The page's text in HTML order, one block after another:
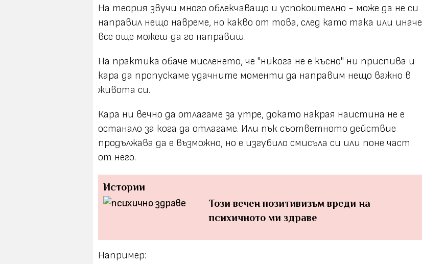
На теория звучи много облекчаващо и успокоително - може да не си
направил нещо навреме, но какво от това, след като така или иначе
все още можеш да го направиш.
На практика обаче мисленето, че "никога не е късно" ни приспива и
кара да пропускаме удачните моменти да направим нещо важно в
живота си.
Кара ни вечно да отлагаме за утре, докато накрая наистина не е
останало за кога да отлагаме. Или пък съответното действие
продължава да е възможно, но е изгубило смисъла си или поне част
от него.
Истории
Този вечен позитивизъм вреди на
психичното ми здраве
Например: